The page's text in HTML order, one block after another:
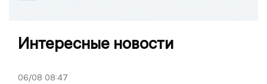
Интересные новости
06/08 08:47